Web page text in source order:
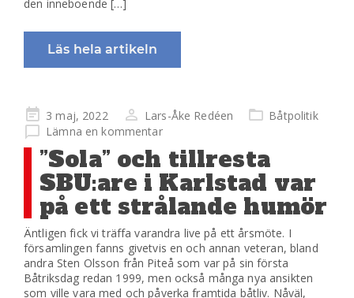
den inneboende […]
Läs hela artikeln
Publicerad
på
3 maj, 2022 Lars-Åke Redéen
Båtpolitik
Lämna en kommentar
”Sola” och tillresta
SBU:are i Karlstad var
på ett strålande humör
Äntligen fick vi träffa varandra live på ett årsmöte. I
församlingen fanns givetvis en och annan veteran, bland
andra Sten Olsson från Piteå som var på sin första
Båtriksdag redan 1999, men också många nya ansikten
som ville vara med och påverka framtida båtliv. Nåväl,